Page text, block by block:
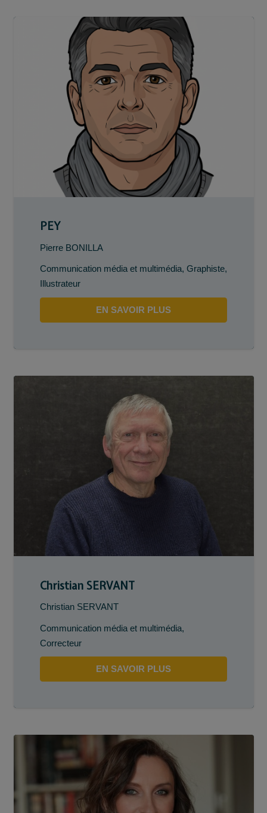
PEY
Pierre BONILLA
Communication média et multimédia, Graphiste,
Illustrateur
EN SAVOIR PLUS
Christian SERVANT
Christian SERVANT
Communication média et multimédia,
Correcteur
EN SAVOIR PLUS